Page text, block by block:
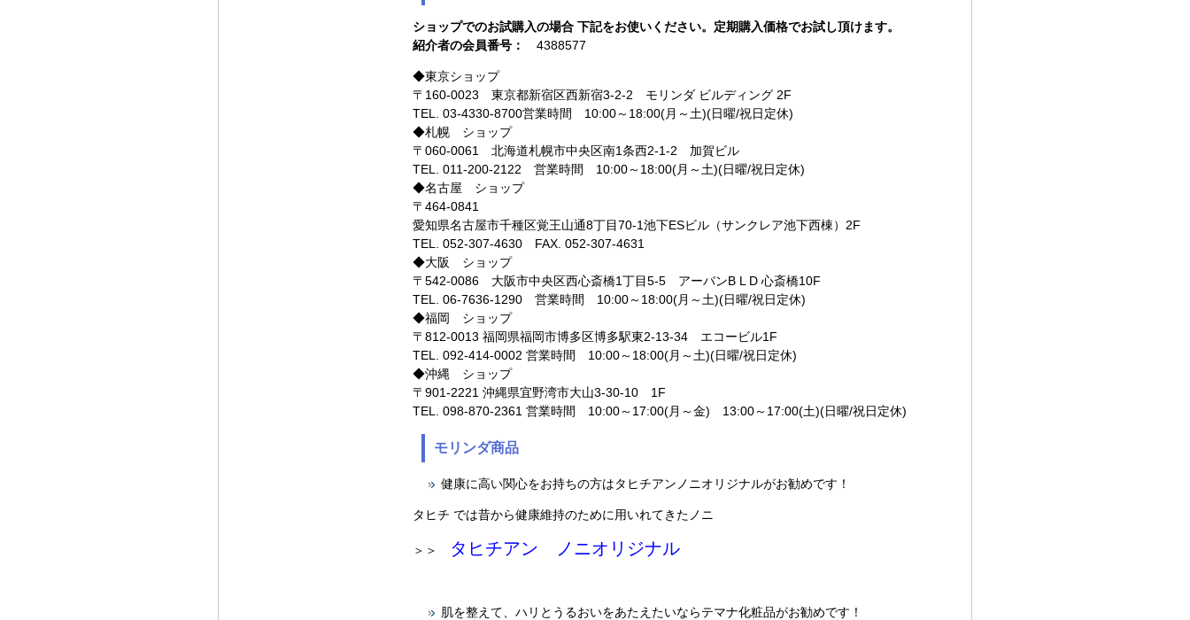
ショップでのお試購入の場合 下記をお使いください。定期購入価格でお試し頂けます。
紹介者の会員番号：
4388577
◆東京ショップ
〒160-0023 東京都新宿区西新宿3-2-2 モリンダ ビルディング 2F
TEL. 03-4330-8700営業時間 10:00～18:00(月～土)(日曜/祝日定休)
◆札幌 ショップ
〒060-0061 北海道札幌市中央区南1条西2-1-2 加賀ビル
TEL. 011-200-2122 営業時間 10:00～18:00(月～土)(日曜/祝日定休)
◆名古屋 ショップ
〒464-0841
愛知県名古屋市千種区覚王山通8丁目70-1池下ESビル（サンクレア池下西棟）2F
TEL. 052-307-4630 FAX. 052-307-4631
◆大阪 ショップ
〒542-0086 大阪市中央区西心斎橋1丁目5-5 アーバンB L D 心斎橋10F
TEL. 06-7636-1290 営業時間 10:00～18:00(月～土)(日曜/祝日定休)
◆福岡 ショップ
〒812-0013 福岡県福岡市博多区博多駅東2-13-34 エコービル1F
TEL. 092-414-0002 営業時間 10:00～18:00(月～土)(日曜/祝日定休)
◆沖縄 ショップ
〒901-2221 沖縄県宜野湾市大山3-30-10 1F
TEL. 098-870-2361 営業時間 10:00～17:00(月～金) 13:00～17:00(土)(日曜/祝日定休)
モリンダ商品
健康に高い関心をお持ちの方はタヒチアンノニオリジナルがお勧めです！
タヒチ では昔から健康維持のために用いれてきたノニ
＞＞ タヒチアン ノニオリジナル
肌を整えて、ハリとうるおいをあたえたいならテマナ化粧品がお勧めです！